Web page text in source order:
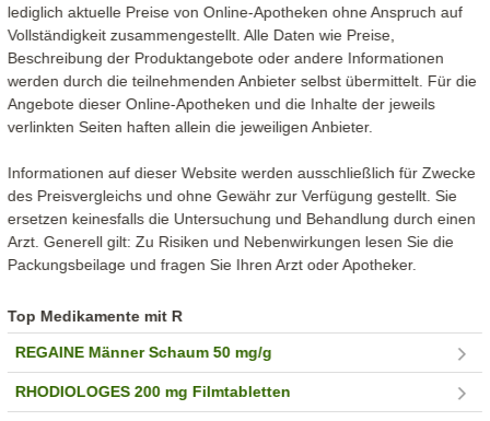
lediglich aktuelle Preise von Online-Apotheken ohne Anspruch auf
Vollständigkeit zusammengestellt. Alle Daten wie Preise,
Beschreibung der Produktangebote oder andere Informationen
werden durch die teilnehmenden Anbieter selbst übermittelt. Für die
Angebote dieser Online-Apotheken und die Inhalte der jeweils
verlinkten Seiten haften allein die jeweiligen Anbieter.
Informationen auf dieser Website werden ausschließlich für Zwecke
des Preisvergleichs und ohne Gewähr zur Verfügung gestellt. Sie
ersetzen keinesfalls die Untersuchung und Behandlung durch einen
Arzt. Generell gilt: Zu Risiken und Nebenwirkungen lesen Sie die
Packungsbeilage und fragen Sie Ihren Arzt oder Apotheker.
Top Medikamente mit R
REGAINE Männer Schaum 50 mg/g
RHODIOLOGES 200 mg Filmtabletten